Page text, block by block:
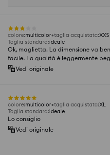
colore:multicolor taglia acquistata:XXS
Taglia standard:ideale
Ok, maglietta. La dimensione va
facile. La qualità è leggermente
Vedi originale
colore:multicolor taglia acquistata:XL
Taglia standard:ideale
Lo consiglio
Vedi originale